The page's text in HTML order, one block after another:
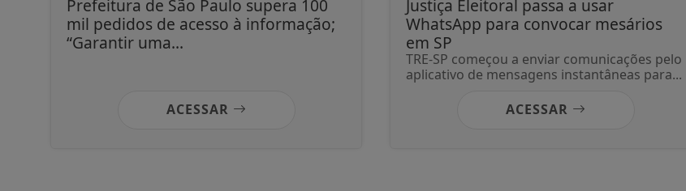
Prefeitura de São Paulo supera 100
mil pedidos de acesso à informação;
“Garantir uma...
ACESSAR
Justiça Eleitoral passa a usar
WhatsApp para convocar mesários
em SP
TRE-SP começou a enviar comunicações pelo
aplicativo de mensagens instantâneas para...
ACESSAR